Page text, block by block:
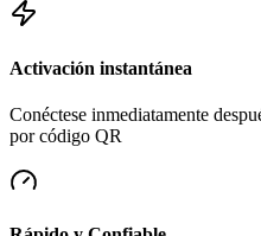
Activación instantánea
Conéctese inmediatamente
por código QR